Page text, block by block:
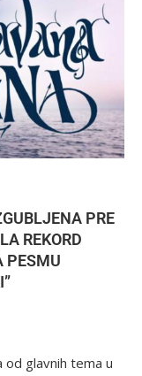
PRE
REKORD
PESMU
od glavnih tema u